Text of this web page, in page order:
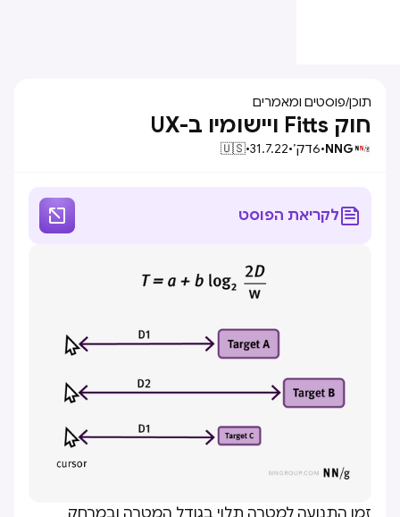
תוכן/פוסטים ומאמרים
חוק Fitts ויישומיו ב-UX
NNG
•
6דק׳•
31.7.22
•
🇺🇸
לקריאת הפוסט 